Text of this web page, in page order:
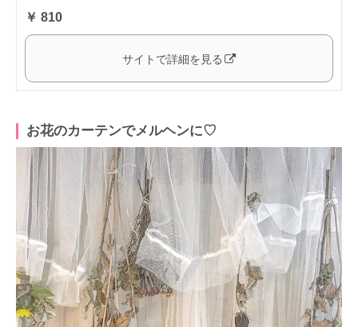
￥ 810
サイトで詳細を見る
お花のカーテンでメルヘンに♡